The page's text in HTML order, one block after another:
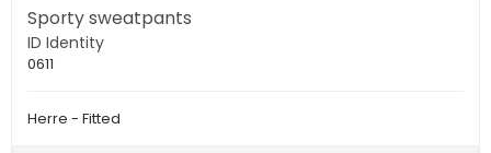
Sporty sweatpants
ID Identity
0611
Herre - Fitted